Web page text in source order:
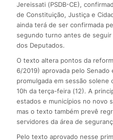
Jereissati (PSDB-CE),
de Constituição, Justiça e
ainda terá de ser confirmada
segundo turno antes de seguir
dos Deputados.
O texto altera pontos da
6/2019) aprovada pelo
promulgada em sessão solene
10h da terça-feira (12). A
estados e municípios no novo
mas o texto também prevê
servidores da área de
Pelo texto aprovado nesse